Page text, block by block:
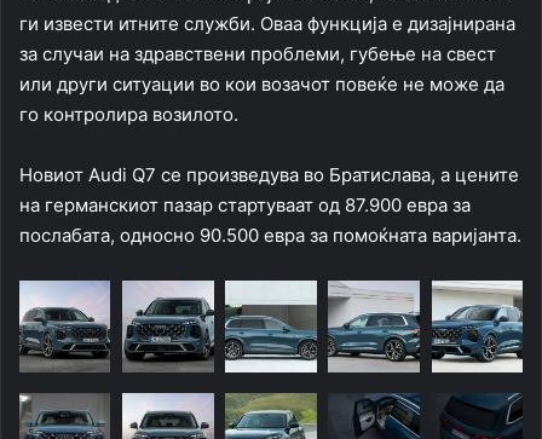
ги извести итните служби. Оваа функција е дизајнирана
за случаи на здравствени проблеми, губење на свест
или други ситуации во кои возачот повеќе не може да
го контролира возилото.
Новиот Audi Q7 се произведува во Братислава, а цените
на германскиот пазар стартуваат од 87.900 евра за
послабата, односно 90.500 евра за помоќната варијанта.